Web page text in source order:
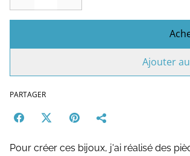
Ajouter
PARTAGER
Pour créer ces bijoux, j'ai réalisé des